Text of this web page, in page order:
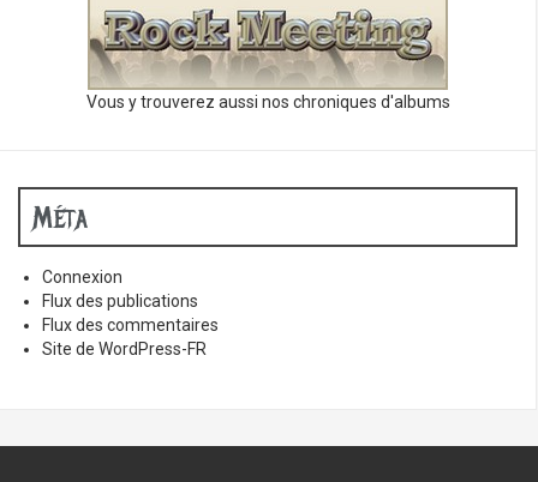
Vous y trouverez aussi nos chroniques d'albums
Méta
Connexion
Flux des publications
Flux des commentaires
Site de WordPress-FR